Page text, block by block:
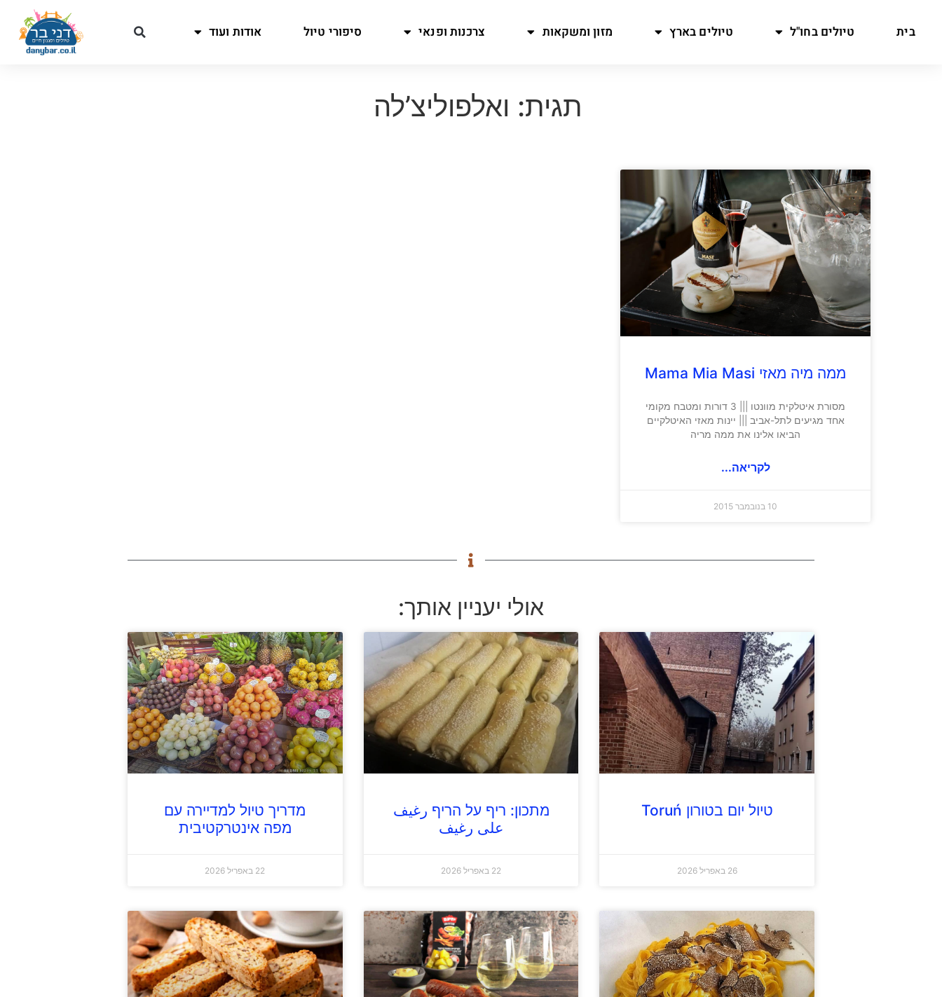
בית טיולים בחו"ל טיולים בארץ מזון ומשקאות צרכנות ופנאי סיפורי טיול אודות ועוד
תגית: ואלפוליצ’לה
ממה מיה מאזי Mama Mia Masi
מסורת איטלקית מוונטו ||| 3 דורות ומטבח מקומי
אחד מגיעים לתל-אביב ||| יינות מאזי האיטלקיים
הביאו אלינו את ממה מריה
לקריאה...
10 בנובמבר 2015
אולי יעניין אותך:
טיול יום בטורון Toruń
26 באפריל 2026
מתכון: ריף על הריף رغيف
على رغيف
22 באפריל 2026
מדריך טיול למדיירה עם
מפה אינטרקטיבית
22 באפריל 2026